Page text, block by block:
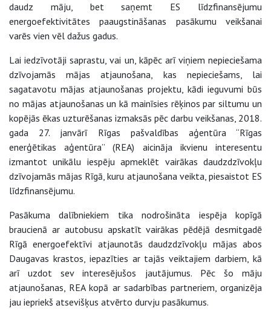
daudz māju, bet saņemt ES līdzfinansējumu
energoefektivitātes paaugstināšanas pasākumu veikšanai
varēs vien vēl dažus gadus.
Lai iedzīvotāji saprastu, vai un, kāpēc arī viņiem nepieciešama
dzīvojamās mājas atjaunošana, kas nepieciešams, lai
sagatavotu mājas atjaunošanas projektu, kādi ieguvumi būs
no mājas atjaunošanas un kā mainīsies rēķinos par siltumu un
kopējās ēkas uzturēšanas izmaksās pēc darbu veikšanas, 2018.
gada 27. janvārī Rīgas pašvaldības aģentūra “Rīgas
enerģētikas aģentūra” (REA) aicināja ikvienu interesentu
izmantot unikālu iespēju apmeklēt vairākas daudzdzīvokļu
dzīvojamās mājas Rīgā, kuru atjaunošana veikta, piesaistot ES
līdzfinansējumu.
Pasākuma dalībniekiem tika nodrošināta iespēja kopīgā
braucienā ar autobusu apskatīt vairākas pēdējā desmitgadē
Rīgā energoefektīvi atjaunotās daudzdzīvokļu mājas abos
Daugavas krastos, iepazīties ar tajās veiktajiem darbiem, kā
arī uzdot sev interesējušos jautājumus. Pēc šo māju
atjaunošanas, REA kopā ar sadarbības partneriem, organizēja
jau iepriekš atsevišķus atvērto durvju pasākumus.